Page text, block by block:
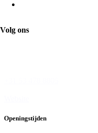
Chitir Chicken
Volg ons
Openingstijden